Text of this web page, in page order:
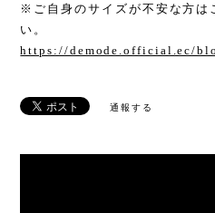
※ご自身のサイズが不安な方は
い。
https://demode.official.ec/
通報する